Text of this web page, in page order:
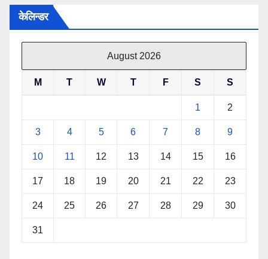
केलिन्डर
August 2026
M T W T F S S
1 2
3 4 5 6 7 8 9
10 11 12 13 14 15 16
17 18 19 20 21 22 23
24 25 26 27 28 29 30
31